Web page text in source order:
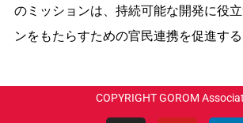
のミッションは、持続可能な開発に役
ンをもたらすための官民連携を促進する
COPYRIGHT GOROM